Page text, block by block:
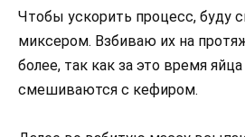
Чтобы ускорить процесс, буду
миксером. Взбиваю их на
более, так как за это время
смешиваются с кефиром.